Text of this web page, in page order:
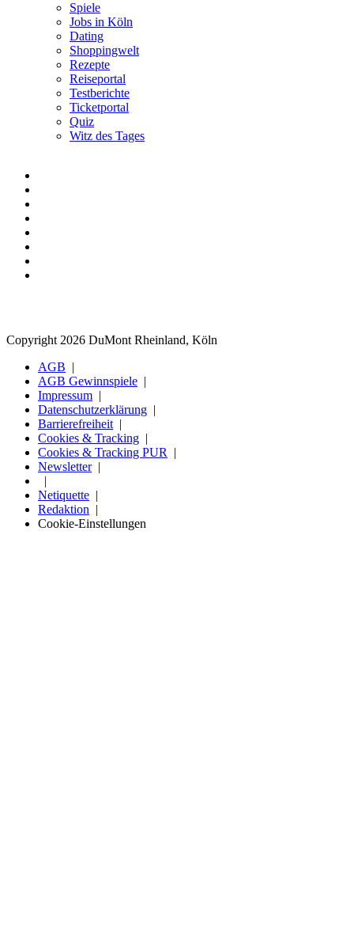
Spiele
Jobs in Köln
Dating
Shoppingwelt
Rezepte
Reiseportal
Testberichte
Ticketportal
Quiz
Witz des Tages
Copyright 2026 DuMont Rheinland, Köln
AGB
AGB Gewinnspiele
Impressum
Datenschutzerklärung
Barrierefreiheit
Cookies & Tracking
Cookies & Tracking PUR
Newsletter
Netiquette
Redaktion
Cookie-Einstellungen